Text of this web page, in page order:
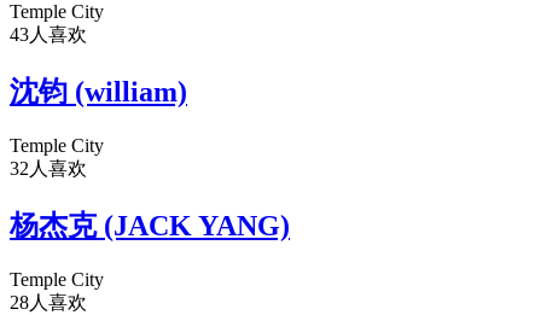
Temple City
43人喜欢
沈钧 (william)
Temple City
32人喜欢
杨杰克 (JACK YANG)
Temple City
28人喜欢